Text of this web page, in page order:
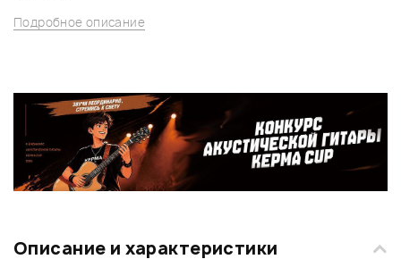
Подробное описание
Описание и характеристики